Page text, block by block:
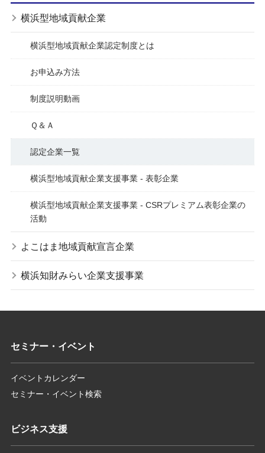
横浜型地域貢献企業
横浜型地域貢献企業認定制度とは
お申込み方法
制度説明動画
Ｑ＆Ａ
認定企業一覧
横浜型地域貢献企業支援事業 - 表彰企業
横浜型地域貢献企業支援事業 - CSRプレミアム表彰企業の
活動
よこはま地域貢献宣言企業
横浜知財みらい企業支援事業
セミナー・イベント
イベントカレンダー
セミナー・イベント検索
ビジネス支援